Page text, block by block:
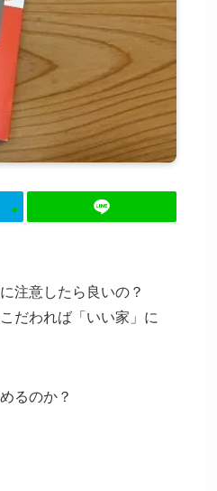
注意したら良いの？
だわれば「いい家」に
るのか？